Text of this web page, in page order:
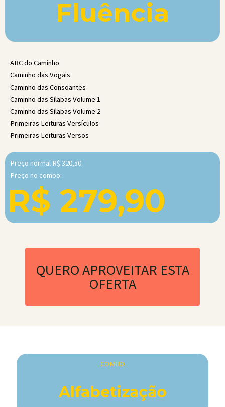
Fluência
ABC do Caminho
Caminho das Vogais
Caminho das Consoantes
Caminho das Sílabas Volume 1
Caminho das Sílabas Volume 2
Primeiras Leituras Versículos
Primeiras Leituras Versos
Preço normal R$ 320,50
Preço no combo:
R$ 279,90
QUERO APROVEITAR ESTA
OFERTA
COMBO
Alfabetização